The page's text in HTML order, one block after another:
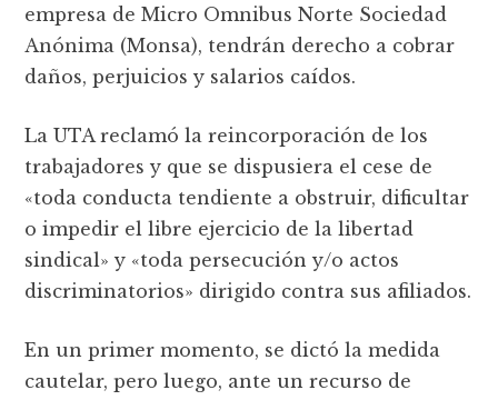
empresa de Micro Omnibus Norte Sociedad
Anónima (Monsa), tendrán derecho a cobrar
daños, perjuicios y salarios caídos.
La UTA reclamó la reincorporación de los
trabajadores y que se dispusiera el cese de
«toda conducta tendiente a obstruir, dificultar
o impedir el libre ejercicio de la libertad
sindical» y «toda persecución y/o actos
discriminatorios» dirigido contra sus afiliados.
En un primer momento, se dictó la medida
cautelar, pero luego, ante un recurso de